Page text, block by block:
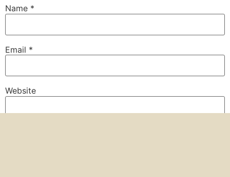
Name *
Email *
Website